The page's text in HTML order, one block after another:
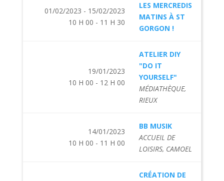
01/02/2023 - 15/02/2023
10 H 00 - 11 H 30
LES MERCREDIS
MATINS À ST
GORGON !
19/01/2023
10 H 00 - 12 H 00
ATELIER DIY
"DO IT
YOURSELF"
MÉDIATHÈQUE,
RIEUX
14/01/2023
10 H 00 - 11 H 00
BB MUSIK
ACCUEIL DE
LOISIRS, CAMOEL
CRÉATION DE